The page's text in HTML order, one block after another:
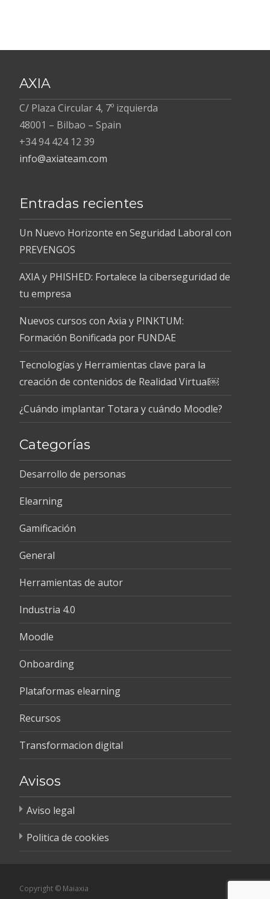
AXIA
C/ Plaza Circular 4, 7º izquierda
48001 – Bilbao – Spain
+34 94 424 12 39
info@axiateam.com
Entradas recientes
Un Nuevo Horizonte en Seguridad Laboral con
PREVENGOS
AXIA y PHISHED: Fortalece la ciberseguridad de
tu empresa
Nuevos cursos con Axia y PINKTUM:
Formación Bonificada por FUNDAE
Tecnologías y Herramientas clave para la
creación de contenidos de Realidad Virtual￼
¿Cuándo implantar Totara y cuándo Moodle?
Categorías
Desarrollo de personas
Elearning
Gamificación
General
Herramientas de autor
Industria 4.0
Moodle
Onboarding
Plataformas elearning
Recursos
Transformacion digital
Avisos
Aviso legal
Politica de cookies
Copyright © Maiaxia